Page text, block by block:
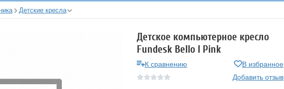
Детские кресла
Детское компьютерное кресло
Fundesk Bello I Pink
К сравнению
В избранное
Добавить отзыв